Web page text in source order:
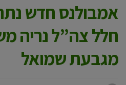
אמבולנס חדש
חלל צה”ל נריה
מגבעת שמואל